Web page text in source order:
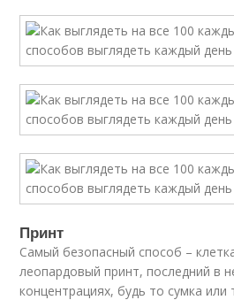
Принт
Самый безопасный способ –
леопардовый принт, последний в
концентрациях, будь то сумка или